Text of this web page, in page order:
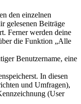
den einzelnen
gelesenen Beiträge
Ferner werden deine
die Funktion „Alle
Benutzername, eine
In diesen
und Umfragen),
(User